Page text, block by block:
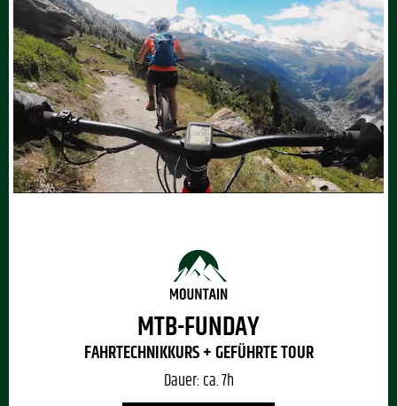
MTB-FUNDAY
FAHRTECHNIKKURS + GEFÜHRTE TOUR
Dauer: ca. 7h